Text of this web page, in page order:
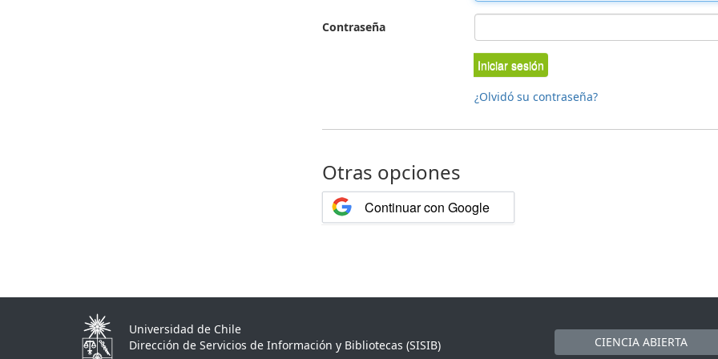
Contraseña
Iniciar sesión
¿Olvidó su contraseña?
Otras opciones
Continuar con Google
Universidad de Chile
Dirección de Servicios de Información y Bibliotecas (SISIB)
CIENCIA ABIERTA